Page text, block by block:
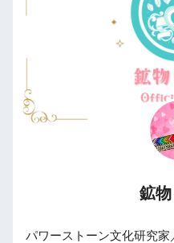
鉱
パワーストーン文化研究